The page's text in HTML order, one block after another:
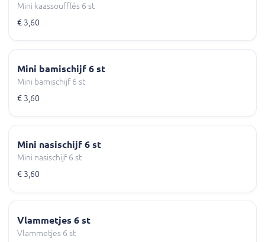
Mini kaassoufflés 6 st
€ 3,60
Mini bamischijf 6 st
Mini bamischijf 6 st
€ 3,60
Mini nasischijf 6 st
Mini nasischijf 6 st
€ 3,60
Vlammetjes 6 st
Vlammetjes 6 st